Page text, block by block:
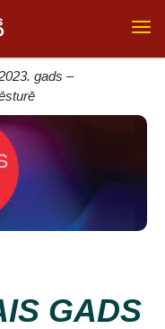
gads –
GADS